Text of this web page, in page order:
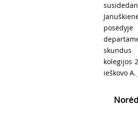
skundus
kolegijos
ieškovo